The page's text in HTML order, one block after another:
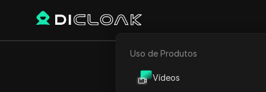
E-commerce
Uso de Produtos
Vídeos
Início